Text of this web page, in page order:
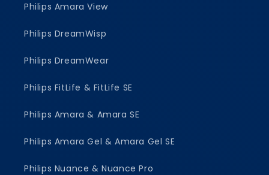
Philips Amara View
Philips DreamWisp
Philips DreamWear
Philips FitLife & FitLife SE
Philips Amara & Amara SE
Philips Amara Gel & Amara Gel SE
Philips Nuance & Nuance Pro